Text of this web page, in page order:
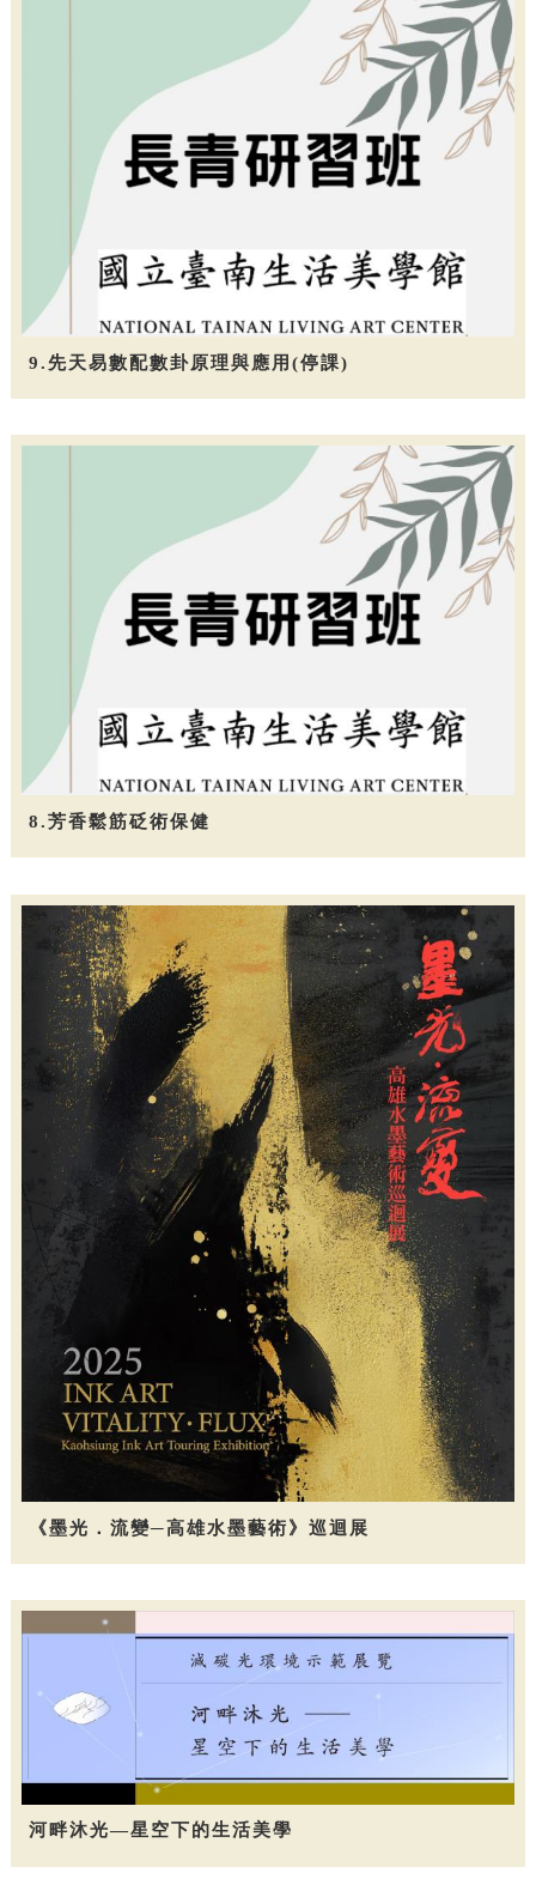
9.先天易數配數卦原理與應用(停課)
8.芳香鬆筋砭術保健
《墨光．流變─高雄水墨藝術》巡迴展
河畔沐光—星空下的生活美學